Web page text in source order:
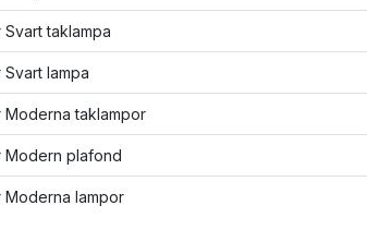
taklampa
lampa
Moderna taklampor
Modern plafond
Moderna lampor